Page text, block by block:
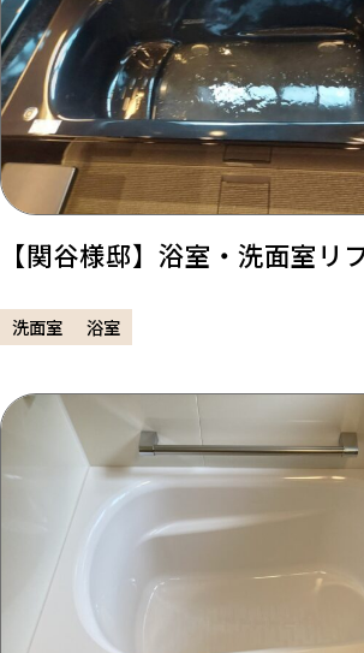
【関谷様邸】浴室・洗面室リ
洗面室 浴室